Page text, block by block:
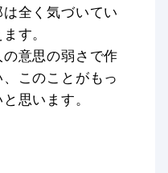
全く気づいてい
す。
意思の弱さで作
このことがもっ
思います。